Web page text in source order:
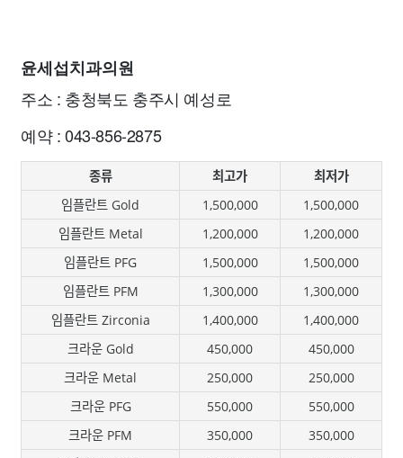
윤세섭치과의원
주소 : 충청북도 충주시 예성로
예약 : 043-856-2875
종류 최고가
최저가
임플란트 Gold
1,500,000
1,500,000
임플란트 Metal
1,200,000
1,200,000
임플란트 PFG
1,500,000
1,500,000
임플란트 PFM
1,300,000
1,300,000
임플란트 Zirconia
1,400,000
1,400,000
크라운 Gold
450,000
450,000
크라운 Metal
250,000
250,000
크라운 PFG
550,000
550,000
크라운 PFM
350,000
350,000